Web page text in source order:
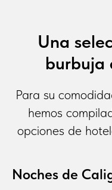
Una
burbuja
Para su
hemos
opciones de
Noches de